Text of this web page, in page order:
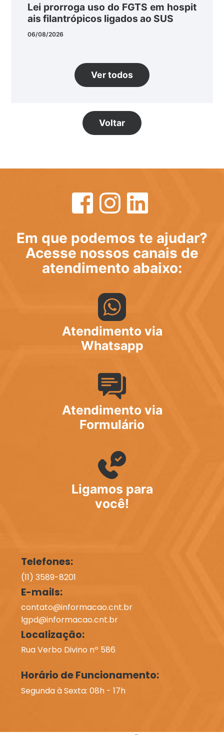
Lei prorroga uso do FGTS em hospit
ais filantrópicos ligados ao SUS
06/08/2026
Ver todos
Voltar
Em que podemos te ajudar?
Acesse nossos canais de
atendimento abaixo:
Atendimento via
Whatsapp
Atendimento via
Formulário
Ligamos para
você!
Telefones:
(11) 3589-8201
E-mails:
contato@informacao.cnt.br
lgpd@informacao.cnt.br
Localização:
Rua Verbo Divino nº 586
Horário de Funcionamento:
Segunda à Sexta: 08h - 17h